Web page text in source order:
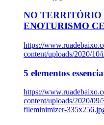
NO TERRITÓRIO
ENOTURISMO
https://
content/uploads/2020/
5 elementos
https://
content/uploads/2020/
fileminimizer-